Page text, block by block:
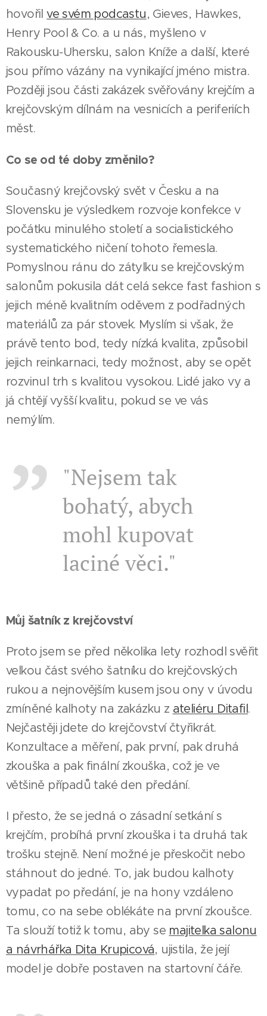
hovořilve svém podcastu, Gieves, Hawkes,
Henry Pool & Co. a u nás, myšleno v
Rakousku-Uhersku, salon Kníže a další, které
jsou přímo vázány na vynikající jméno mistra.
Později jsou části zakázek svěřovány krejčím a
krejčovským dílnám na vesnicích a periferiích
měst.
Co se od té doby změnilo?
Současný krejčovský svět v Česku a na
Slovensku je výsledkem rozvoje konfekce v
počátku minulého století a socialistického
systematického ničení tohoto řemesla.
Pomyslnou ránu do zátylku se krejčovským
salonům pokusila dát celá sekce fast fashion s
jejich méně kvalitním oděvem z podřadných
materiálů za pár stovek. Myslím si však, že
právě tento bod, tedy nízká kvalita, způsobil
jejich reinkarnaci, tedy možnost, aby se opět
rozvinul trh s kvalitou vysokou. Lidé jako vy a
já chtějí vyšší kvalitu, pokud se ve vás
nemýlím.
"Nejsem tak
bohatý, abych
mohl kupovat
laciné věci."
Můj šatník z krejčovství
Proto jsem se před několika lety rozhodl svěřit
velkou část svého šatníku do krejčovských
rukou a nejnovějším kusem jsou ony v úvodu
zmíněné kalhoty na zakázku z ateliéru Ditafil.
Nejčastěji jdete do krejčovství čtyřikrát.
Konzultace a měření, pak první, pak druhá
zkouška a pak finální zkouška, což je ve
většině případů také den předání.
I přesto, že se jedná o zásadní setkání s
krejčím, probíhá první zkouška i ta druhá tak
trošku stejně. Není možné je přeskočit nebo
stáhnout do jedné. To, jak budou kalhoty
vypadat po předání, je na hony vzdáleno
tomu, co na sebe oblékáte na první zkoušce.
Ta slouží totiž k tomu, aby se majitelka salonu
a návrhářka Dita Krupicová, ujistila, že její
model je dobře postaven na startovní čáře.